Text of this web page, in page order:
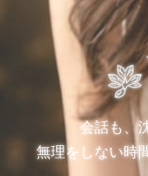
会話も、
無理をしない時